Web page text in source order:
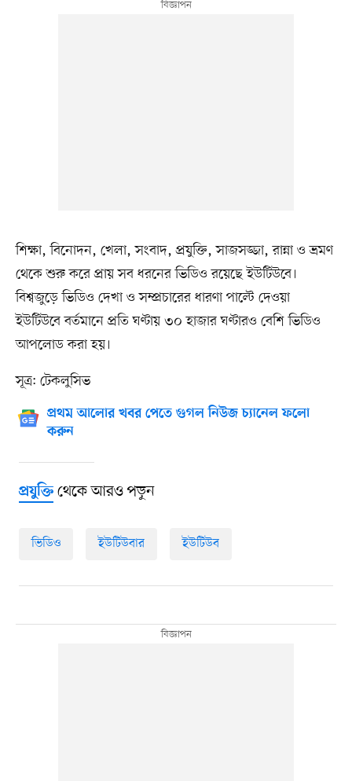
শিক্ষা, বিনোদন, খেলা, সংবাদ, প্রযুক্তি, সাজসজ্জা, রান্না ও ভ্রমণ
থেকে শুরু করে প্রায় সব ধরনের ভিডিও রয়েছে ইউটিউবে।
বিশ্বজুড়ে ভিডিও দেখা ও সম্প্রচারের ধারণা পাল্টে দেওয়া
ইউটিউবে বর্তমানে প্রতি ঘণ্টায় ৩০ হাজার ঘণ্টারও বেশি ভিডিও
আপলোড করা হয়।
সূত্র: টেকলুসিভ
প্রথম আলোর খবর পেতে গুগল নিউজ চ্যানেল ফলো
করুন
প্রযুক্তিথেকে আরও পড়ুন
ভিডিও ইউটিউবার ইউটিউব